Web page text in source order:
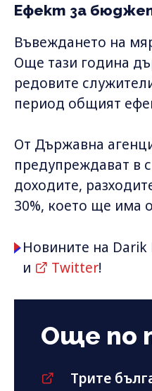
Ефект за
Въвеждането на
Още тази година
редовите
период общият
От Държавна
предупреждават в
доходите,
30%, което ще има
Новините на Darik
и
Twitter!
Още по
Трите